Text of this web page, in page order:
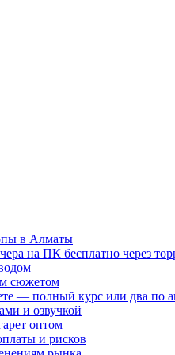
в Алматы
на ПК бесплатно через
сюжетом
— полный курс или два по
и озвучкой
оптом
и рисков